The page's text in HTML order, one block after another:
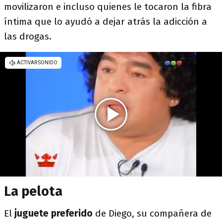
movilizaron e incluso quienes le tocaron la fibra
íntima que lo ayudó a dejar atrás la adicción a
las drogas.
La pelota
El juguete preferido de Diego, su compañera de